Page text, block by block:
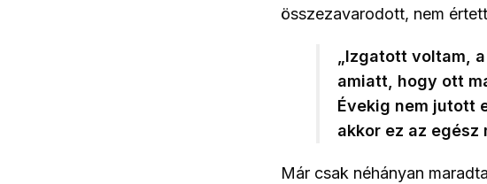
összezavarodott, nem
„Izgatott voltam,
amiatt, hogy ott
Évekig nem jutott
akkor ez az egész
Már csak néhányan